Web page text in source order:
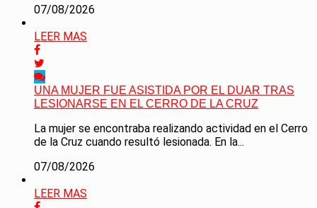
07/08/2026
LEER MAS
UNA MUJER FUE ASISTIDA POR EL DUAR TRAS
LESIONARSE EN EL CERRO DE LA CRUZ
La mujer se encontraba realizando actividad en el Cerro
de la Cruz cuando resultó lesionada. En la...
07/08/2026
LEER MAS